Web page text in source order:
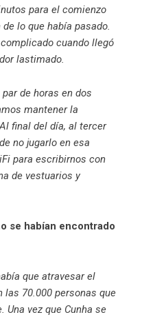
para el comienzo
lo que había pasado.
cuando llegó
lastimado.
de horas en dos
mantener la
final del día, al tercer
no jugarlo en esa
para escribirnos con
de vestuarios y
se habían encontrado
que atravesar el
las 70.000 personas que
Una vez que Cunha se